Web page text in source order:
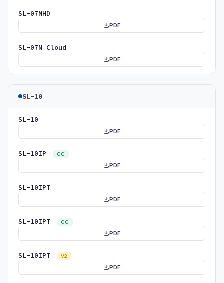
SL-07MHD
PDF
SL-07N Cloud
PDF
SL-10
SL-10
PDF
SL-10IP CC
PDF
SL-10IPT
PDF
SL-10IPT CC
PDF
SL-10IPT V2
PDF